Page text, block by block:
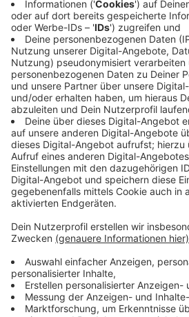
Regelung soll das Risiko
reduzieren
Anzeige
Konkret müssen Bahnen in
Weichen warten, wenn ihnen ein
entgegenkommt, heißt es von der
wenn der Kreuzungsbereich
Fahrt weitergehen. Die neue
von Kollisionen kurzfristig
Anzeige
Rheinbahn strebt langfristig
Lösungen an